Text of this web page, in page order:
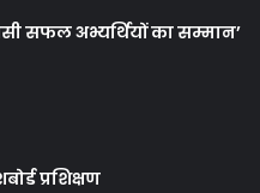
सफल अभ्यर्थियों का सम्मान’
प्रशिक्षण